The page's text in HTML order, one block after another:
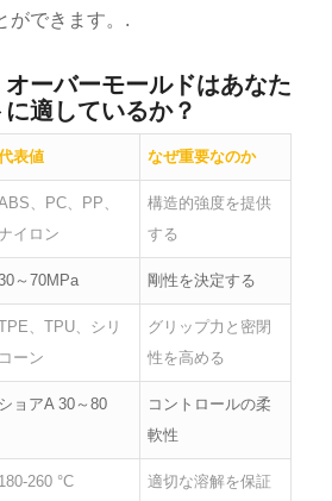
ができます。.
ーバーモールドはあなた
適しているか？
表値 なぜ重要なのか
、PC、PP、
イロン
構造的強度を提供
する
～70MPa 剛性を決定する
、TPU、シリ
コーン
グリップ力と密閉
性を高める
ショアA 30～80
コントロールの柔
軟性
180-260 °C
適切な溶解を保証